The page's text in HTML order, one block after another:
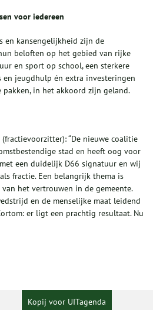
voor iedereen
en kansengelijkheid zijn de
beloften op het gebied van rijke
en sport op school, een sterkere
jeugdhulp én extra investeringen
in het akkoord zijn geland.
“De nieuwe coalitie
stad en heeft oog voor
een duidelijk D66 signatuur en wij
fractie. Een belangrijk thema is
het vertrouwen in de gemeente.
en de menselijke maat leidend
er ligt een prachtig resultaat. Nu
Kopij voor UITagenda